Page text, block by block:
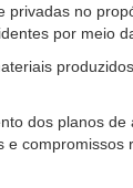
privadas no
por meio
dos planos de
e compromissos